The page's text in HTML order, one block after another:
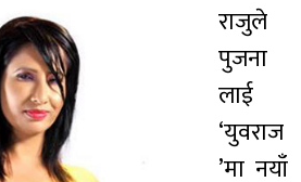
राजुले
पुजना
लाई
‘युवराज
’मा नयाँ